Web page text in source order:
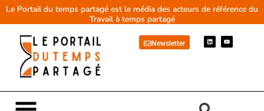
AllerLe Portail du temps partagé est le média des acteurs de référence du
Travail à temps partagé
Newsletter
L
i
n
Y
o
u
Main